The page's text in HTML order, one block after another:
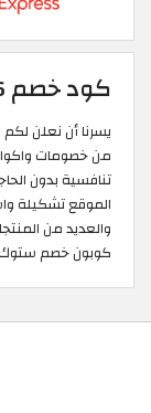
كود خصم StockX 2026 المميز
يسرنا أن نعلن
من خصومات
الموقع تشكيلة
والعديد من
كوبون خصم ستوك اكس